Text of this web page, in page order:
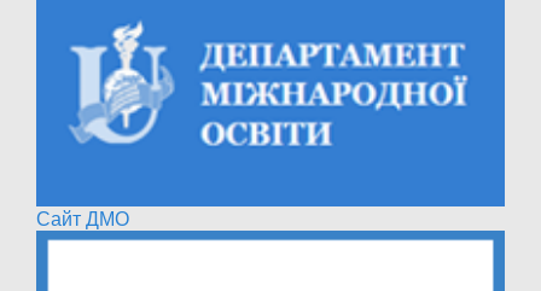
Сайт ДМО